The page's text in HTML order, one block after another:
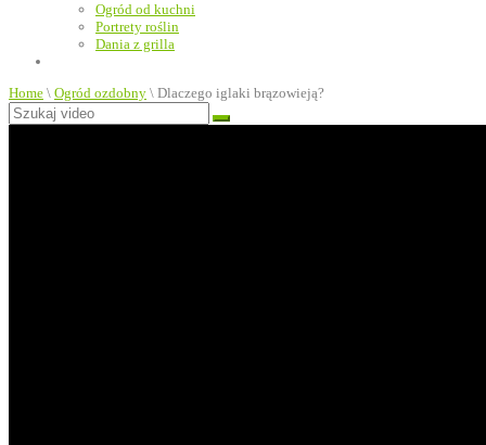
Ogród od kuchni
Portrety roślin
Dania z grilla
Home \ Ogród ozdobny \ Dlaczego iglaki brązowieją?